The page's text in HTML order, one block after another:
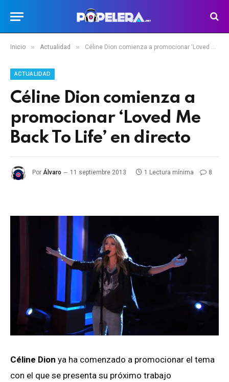
Inicio » Actualidad » Céline Dion comienza a promocionar ‘Loved Me Back To Life’ en directo
ACTUALIDAD
Céline Dion comienza a
promocionar ‘Loved Me
Back To Life’ en directo
Por Álvaro 11 septiembre 2013 1 Lectura mínima 8
Céline Dion ya ha comenzado a promocionar el tema
con el que se presenta su próximo trabajo